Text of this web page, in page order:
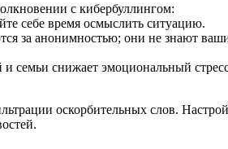
с кибербуллингом:
себе время осмыслить ситуацию.
за анонимностью; они не знают
семьи снижает эмоциональный
оскорбительных слов.